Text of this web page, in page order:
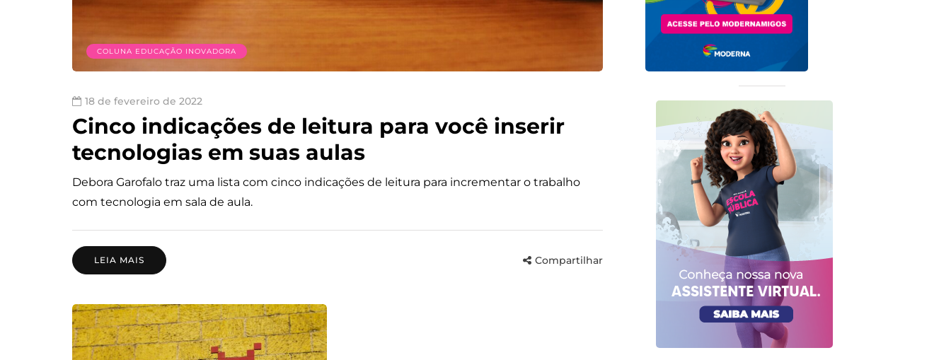
COLUNA EDUCAÇÃO INOVADORA
18 de fevereiro de 2022
Cinco indicações de leitura para você inserir
tecnologias em suas aulas
Debora Garofalo traz uma lista com cinco indicações de leitura para incrementar o trabalho
com tecnologia em sala de aula.
LEIA MAIS Compartilhar